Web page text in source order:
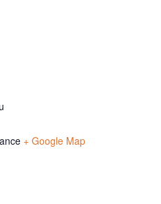
+ Google Map